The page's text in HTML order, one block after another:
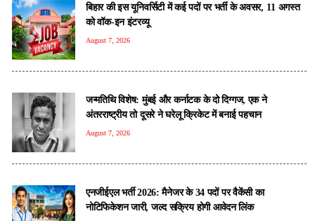
बिहार की इस यूनिवर्सिटी में कई पदों पर भर्ती के अवसर, 11 अगस्त
को वॉक-इन इंटरव्यू
August 7, 2026
जन्मतिथि विशेष: मुंबई और कर्नाटक के दो दिग्गज, एक ने
अंतरराष्ट्रीय तो दूसरे ने घरेलू क्रिकेट में बनाई पहचान
August 7, 2026
एनजीईएल भर्ती 2026: मैनेजर के 34 पदों पर वैकेंसी का
नोटिफिकेशन जारी, जल्द सक्रिय होगी आवेदन लिंक